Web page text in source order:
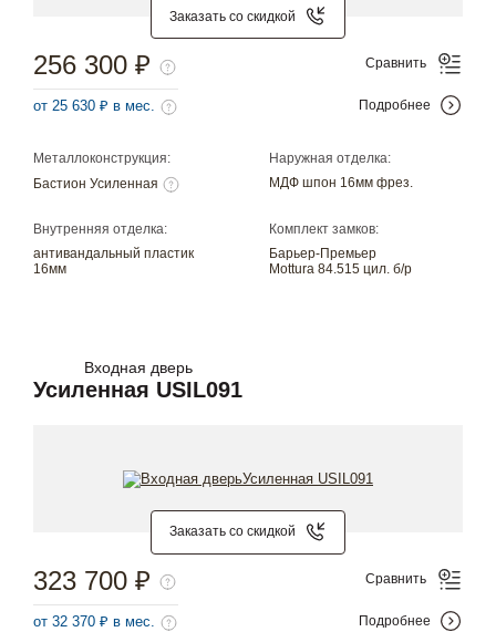
Заказать со скидкой
Металлоконструкция:
Бастион Усиленная
Наружная отделка:
МДФ шпон 16мм фрез.
Внутренняя отделка:
антивандальный пластик
16мм
Комплект замков:
Барьер-Премьер
Mottura 84.515 цил. б/р
256 300 ₽
от 25 630 ₽ в мес.
Сравнить
Подробнее
Входная дверь
Усиленная USIL091
Заказать со скидкой
323 700 ₽
от 32 370 ₽ в мес.
Сравнить
Подробнее